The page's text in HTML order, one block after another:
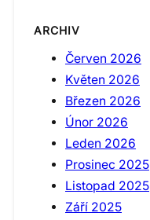
ARCHIV
Červen 2026
Květen 2026
Březen 2026
Únor 2026
Leden 2026
Prosinec 2025
Listopad 2025
Září 2025